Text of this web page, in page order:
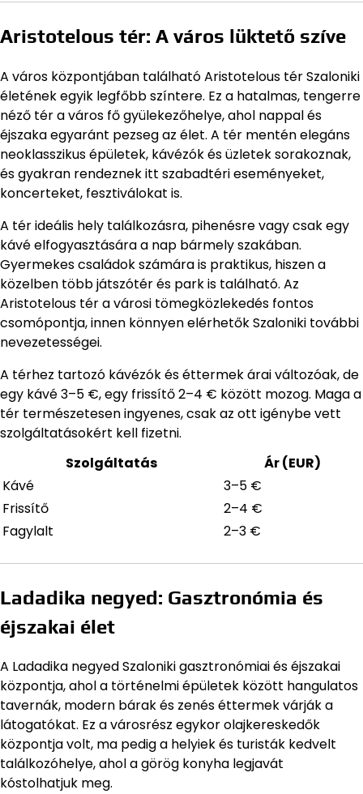
Aristotelous tér: A város lüktető szíve
A város központjában található Aristotelous tér Szaloniki
életének egyik legfőbb színtere. Ez a hatalmas, tengerre
néző tér a város fő gyülekezőhelye, ahol nappal és
éjszaka egyaránt pezseg az élet. A tér mentén elegáns
neoklasszikus épületek, kávézók és üzletek sorakoznak,
és gyakran rendeznek itt szabadtéri eseményeket,
koncerteket, fesztiválokat is.
A tér ideális hely találkozásra, pihenésre vagy csak egy
kávé elfogyasztására a nap bármely szakában.
Gyermekes családok számára is praktikus, hiszen a
közelben több játszótér és park is található. Az
Aristotelous tér a városi tömegközlekedés fontos
csomópontja, innen könnyen elérhetők Szaloniki további
nevezetességei.
A térhez tartozó kávézók és éttermek árai változóak, de
egy kávé 3–5 €, egy frissítő 2–4 € között mozog. Maga a
tér természetesen ingyenes, csak az ott igénybe vett
szolgáltatásokért kell fizetni.
Szolgáltatás
Ár (EUR)
Kávé
3–5 €
Frissítő
2–4 €
Fagylalt
2–3 €
Ladadika negyed: Gasztronómia és
éjszakai élet
A Ladadika negyed Szaloniki gasztronómiai és éjszakai
központja, ahol a történelmi épületek között hangulatos
tavernák, modern bárak és zenés éttermek várják a
látogatókat. Ez a városrész egykor olajkereskedők
központja volt, ma pedig a helyiek és turisták kedvelt
találkozóhelye, ahol a görög konyha legjavát
kóstolhatjuk meg.